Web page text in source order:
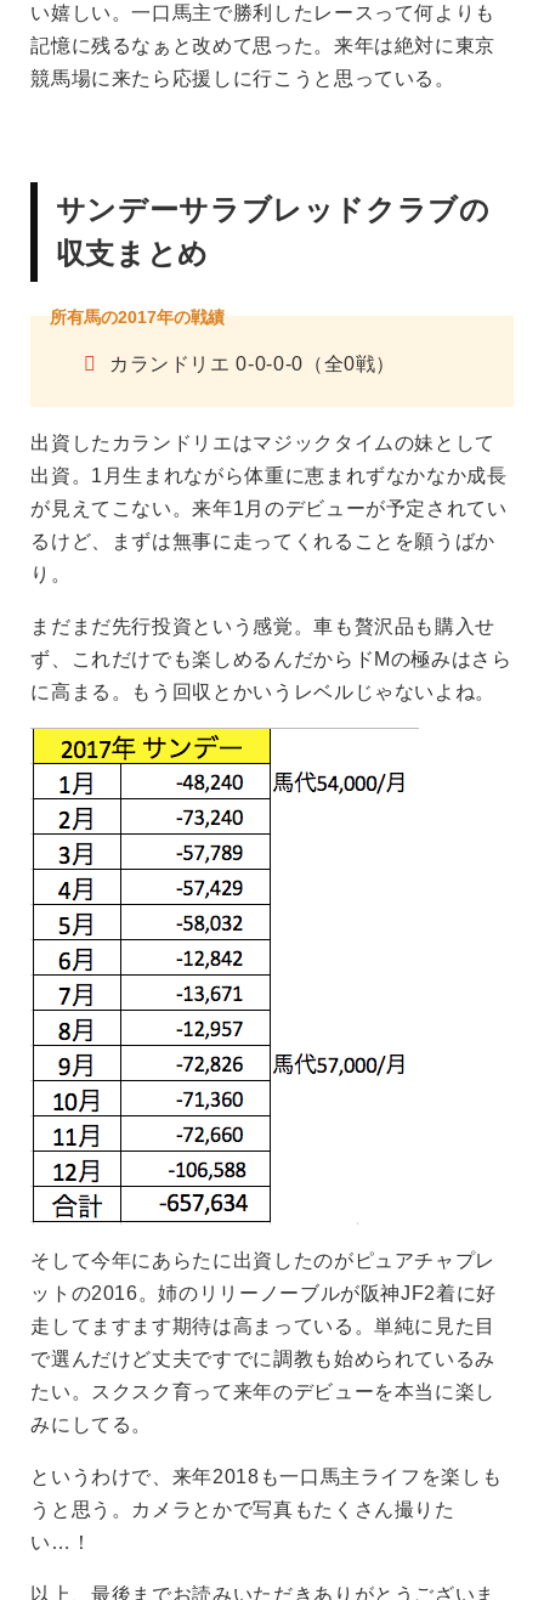
い嬉しい。一口馬主で勝利したレースって何よりも
記憶に残るなぁと改めて思った。来年は絶対に東京
競馬場に来たら応援しに行こうと思っている。
サンデーサラブレッドクラブの
収支まとめ
所有馬の2017年の戦績
カランドリエ 0-0-0-0（全0戦）
出資したカランドリエはマジックタイムの妹として
出資。1月生まれながら体重に恵まれずなかなか成長
が見えてこない。来年1月のデビューが予定されてい
るけど、まずは無事に走ってくれることを願うばか
り。
まだまだ先行投資という感覚。車も贅沢品も購入せ
ず、これだけでも楽しめるんだからドMの極みはさら
に高まる。もう回収とかいうレベルじゃないよね。
そして今年にあらたに出資したのがピュアチャプレ
ットの2016。姉のリリーノーブルが阪神JF2着に好
走してますます期待は高まっている。単純に見た目
で選んだけど丈夫ですでに調教も始められているみ
たい。スクスク育って来年のデビューを本当に楽し
みにしてる。
というわけで、来年2018も一口馬主ライフを楽しも
うと思う。カメラとかで写真もたくさん撮りた
い…！
以上、最後までお読みいただきありがとうございま